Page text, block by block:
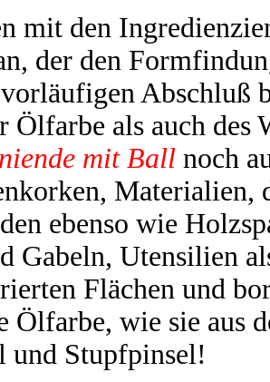
mit den
der den
Abschluß
Ölfarbe als auch des
mit Ball noch
Materialien,
ebenso wie
Gabeln, Utensilien
Flächen und
Ölfarbe, wie sie aus
und Stupfpinsel!